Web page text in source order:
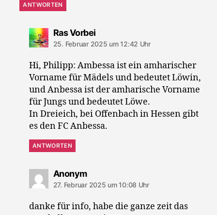
ANTWORTEN
Ras Vorbeisagt:
25. Februar 2025 um 12:42 Uhr
Hi, Philipp: Ambessa ist ein amharischer
Vorname für Mädels und bedeutet Löwin,
und Anbessa ist der amharische Vorname
für Jungs und bedeutet Löwe.
In Dreieich, bei Offenbach in Hessen gibt
es den FC Anbessa.
ANTWORTEN
Anonymsagt:
27. Februar 2025 um 10:08 Uhr
danke für info, habe die ganze zeit das